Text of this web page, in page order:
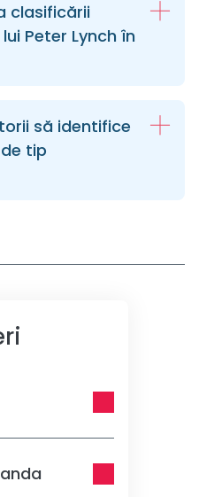
clasificării
Peter Lynch în
să identifice
tip